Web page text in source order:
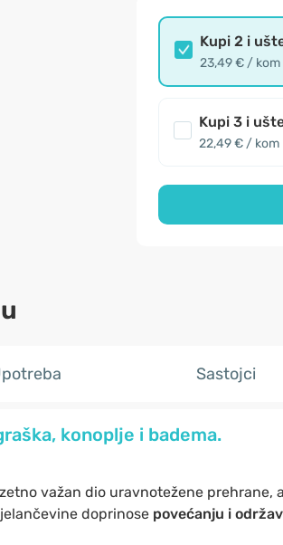
Kupi 2 i
23,49 € / kom
Kupi 3 i
22,49 € / kom
Sastojci
konoplje i badema.
važan dio uravnotežene prehrane,
doprinose povećanju i